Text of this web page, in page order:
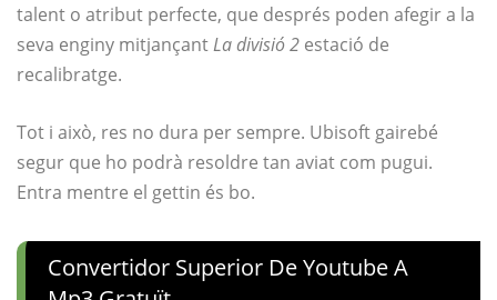
talent o atribut perfecte, que després poden afegir a la
seva enginy mitjançantLa divisió 2 estació de
recalibratge.
Tot i això, res no dura per sempre. Ubisoft gairebé
segur que ho podrà resoldre tan aviat com pugui.
Entra mentre el gettin és bo.
Convertidor Superior De Youtube A